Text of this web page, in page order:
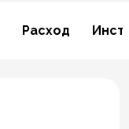
Расход